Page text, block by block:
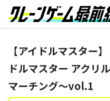
【アイドルマスター
ドルマスター アクリ
マーチング～vol.1